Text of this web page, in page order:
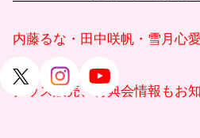
内藤るな・田中咲帆・雪月心
グッズ販売、特典会情報もお